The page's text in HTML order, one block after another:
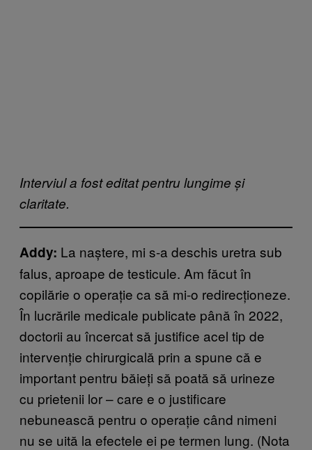
Interviul a fost editat pentru lungime și
claritate.
Addy: La naștere, mi s-a deschis uretra sub
falus, aproape de testicule. Am făcut în
copilărie o operație ca să mi-o redirecționeze.
În lucrările medicale publicate până în 2022,
doctorii au încercat să justifice acel tip de
intervenție chirurgicală prin a spune că e
important pentru băieți să poată să urineze
cu prietenii lor – care e o justificare
nebunească pentru o operație când nimeni
nu se uită la efectele ei pe termen lung. (Nota